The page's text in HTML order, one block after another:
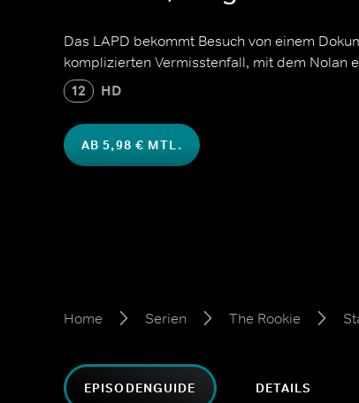
Das LAPD bekommt Besuch von einem
komplizierten Vermisstenfall, mit dem Nolan
12 HD
AB 5,98 € MTL.
Home Serien The Rookie
EPISODENGUIDE DETAILS